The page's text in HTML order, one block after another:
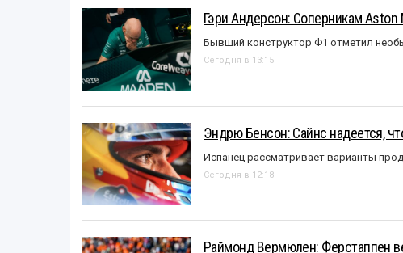
Гэри Андерсон: Соперникам
Бывший конструктор Ф1 отметил
Сегодня в 13:15
Эндрю Бенсон: Сайнс надеется,
Испанец рассматривает варианты
Сегодня в 12:18
Раймонд Вермюлен: Ферстаппен